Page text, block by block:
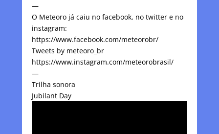
—
O Meteoro já caiu no facebook, no twitter e no
instagram:
https://www.facebook.com/meteorobr/
Tweets by meteoro_br
https://www.instagram.com/meteorobrasil/
—
Trilha sonora
Jubilant Day